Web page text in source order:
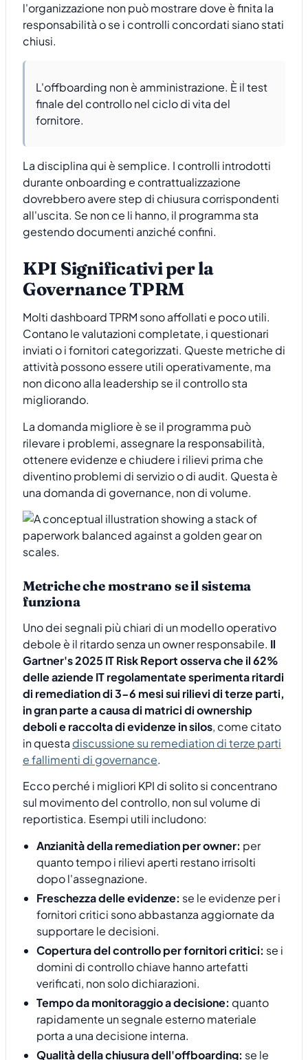
l'organizzazione non può mostrare dove è finita la
responsabilità o se i controlli concordati siano stati
chiusi.
L'offboarding non è amministrazione. È il test
finale del controllo nel ciclo di vita del
fornitore.
La disciplina qui è semplice. I controlli introdotti
durante onboarding e contrattualizzazione
dovrebbero avere step di chiusura corrispondenti
all'uscita. Se non ce li hanno, il programma sta
gestendo documenti anziché confini.
KPI Significativi per la
Governance TPRM
Molti dashboard TPRM sono affollati e poco utili.
Contano le valutazioni completate, i questionari
inviati o i fornitori categorizzati. Queste metriche di
attività possono essere utili operativamente, ma
non dicono alla leadership se il controllo sta
migliorando.
La domanda migliore è se il programma può
rilevare i problemi, assegnare la responsabilità,
ottenere evidenze e chiudere i rilievi prima che
diventino problemi di servizio o di audit. Questa è
una domanda di governance, non di volume.
Metriche che mostrano se il sistema
funziona
Uno dei segnali più chiari di un modello operativo
debole è il ritardo senza un owner responsabile. Il
Gartner's 2025 IT Risk Report osserva che il 62%
delle aziende IT regolamentate sperimenta ritardi
di remediation di 3-6 mesi sui rilievi di terze parti,
in gran parte a causa di matrici di ownership
deboli e raccolta di evidenze in silos, come citato
in questa discussione su remediation di terze parti
e fallimenti di governance.
Ecco perché i migliori KPI di solito si concentrano
sul movimento del controllo, non sul volume di
reportistica. Esempi utili includono:
Anzianità della remediation per owner: per
quanto tempo i rilievi aperti restano irrisolti
dopo l'assegnazione.
Freschezza delle evidenze: se le evidenze per i
fornitori critici sono abbastanza aggiornate da
supportare le decisioni.
Copertura del controllo per fornitori critici: se i
domini di controllo chiave hanno artefatti
verificati, non solo dichiarazioni.
Tempo da monitoraggio a decisione: quanto
rapidamente un segnale esterno materiale
porta a una decisione interna.
Qualità della chiusura dell'offboarding: se le